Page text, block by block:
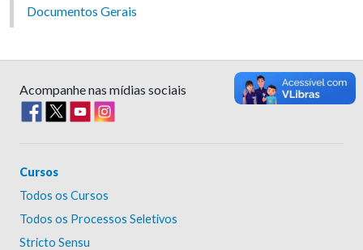
Documentos Gerais
Acompanhe nas mídias sociais
Cursos
Todos os Cursos
Todos os Processos Seletivos
Stricto Sensu